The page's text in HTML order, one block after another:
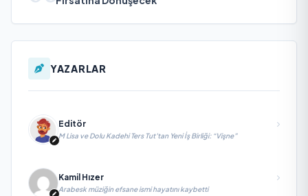
YAZARLAR
Editör
M Lisa ve Dolu Kadehi Ters Tut’tan Yeni İş Birliği: “Vişne”
Kamil Hızer
Arabesk müziğin efsane ismi hayatını kaybetti